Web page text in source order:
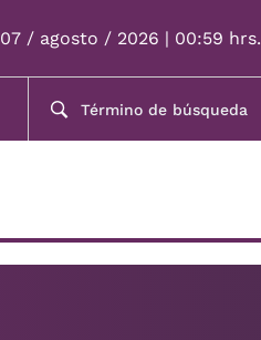
07 / agosto / 2026 | 00:59 hrs.